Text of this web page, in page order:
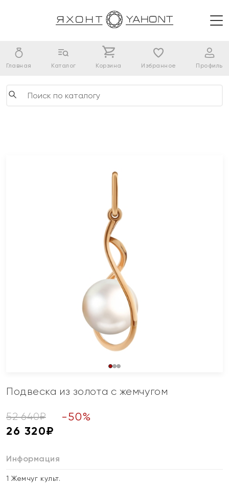
Главная Каталог Корзина Избранное Профиль
Подвеска из золота с жемчугом
52 640₽ -50%
26 320₽
Информация
1 Жемчуг культ.